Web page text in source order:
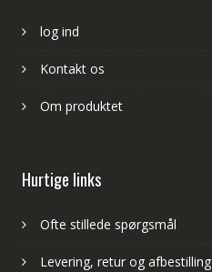
log ind
Kontakt os
Om produktet
Hurtige links
Ofte stillede spørgsmål
Levering, retur og afbestilling